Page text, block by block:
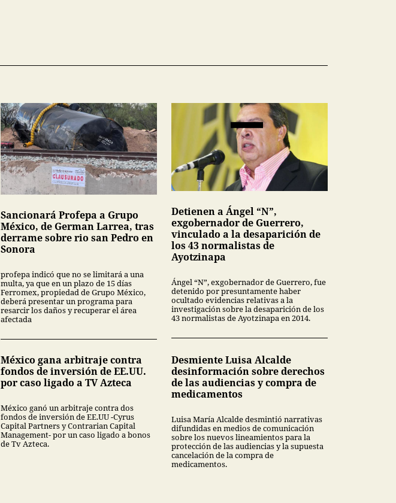
Sancionará Profepa a Grupo
México, de German Larrea, tras
derrame sobre rio san Pedro en
Sonora
profepa indicó que no se limitará a una
multa, ya que en un plazo de 15 días
Ferromex, propiedad de Grupo México,
deberá presentar un programa para
resarcir los daños y recuperar el área
afectada
Detienen a Ángel “N”,
exgobernador de Guerrero,
vinculado a la desaparición de
los 43 normalistas de
Ayotzinapa
Ángel “N”, exgobernador de Guerrero, fue
detenido por presuntamente haber
ocultado evidencias relativas a la
investigación sobre la desaparición de los
43 normalistas de Ayotzinapa en 2014.
México gana arbitraje contra
fondos de inversión de EE.UU.
por caso ligado a TV Azteca
México ganó un arbitraje contra dos
fondos de inversión de EE.UU -Cyrus
Capital Partners y Contrarian Capital
Management- por un caso ligado a bonos
de Tv Azteca.
Desmiente Luisa Alcalde
desinformación sobre derechos
de las audiencias y compra de
medicamentos
Luisa María Alcalde desmintió narrativas
difundidas en medios de comunicación
sobre los nuevos lineamientos para la
protección de las audiencias y la supuesta
cancelación de la compra de
medicamentos.